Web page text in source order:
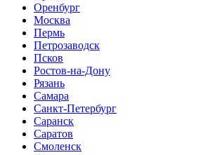
Оренбург
Москва
Пермь
Петрозаводск
Псков
Ростов-на-Дону
Рязань
Самара
Санкт-Петербург
Саранск
Саратов
Смоленск